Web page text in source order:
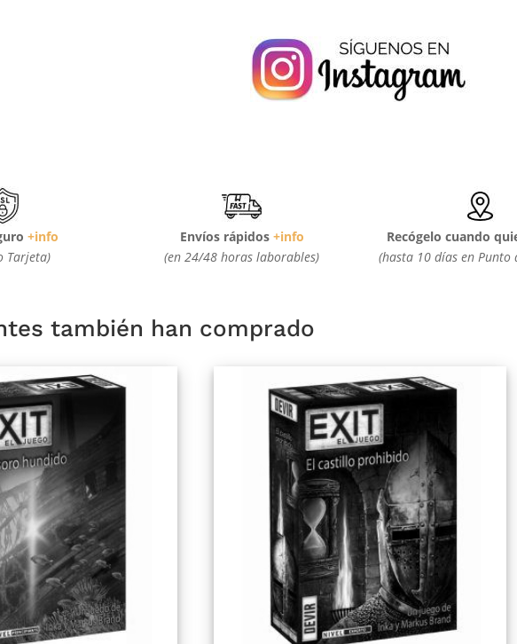
+info
Tarjeta)
Envíos rápidos +info
(en 24/48 horas laborables)
Recógelo cuando
(hasta 10 días en Punto
también han comprado